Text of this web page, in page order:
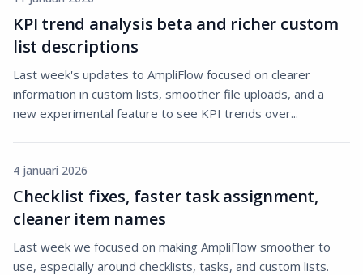
KPI trend analysis beta and richer custom
list descriptions
Last week's updates to AmpliFlow focused on clearer
information in custom lists, smoother file uploads, and a
new experimental feature to see KPI trends over...
4 januari 2026
Checklist fixes, faster task assignment,
cleaner item names
Last week we focused on making AmpliFlow smoother to
use, especially around checklists, tasks, and custom lists.